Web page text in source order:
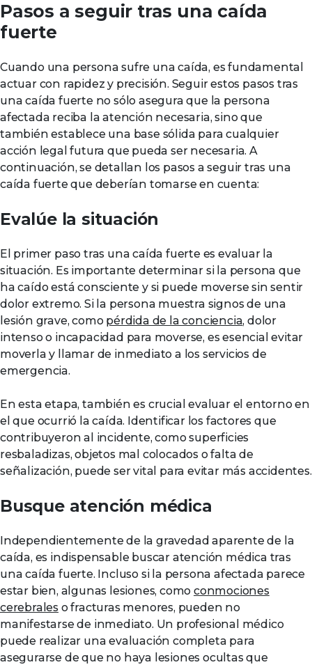
Pasos a seguir tras una caída
fuerte
Cuando una persona sufre una caída, es fundamental
actuar con rapidez y precisión. Seguir estos pasos tras
una caída fuerte no sólo asegura que la persona
afectada reciba la atención necesaria, sino que
también establece una base sólida para cualquier
acción legal futura que pueda ser necesaria. A
continuación, se detallan los pasos a seguir tras una
caída fuerte que deberían tomarse en cuenta:
Evalúe la situación
El primer paso tras una caída fuerte es evaluar la
situación. Es importante determinar si la persona que
ha caído está consciente y si puede moverse sin sentir
dolor extremo. Si la persona muestra signos de una
lesión grave, como pérdida de la conciencia, dolor
intenso o incapacidad para moverse, es esencial evitar
moverla y llamar de inmediato a los servicios de
emergencia.
En esta etapa, también es crucial evaluar el entorno en
el que ocurrió la caída. Identificar los factores que
contribuyeron al incidente, como superficies
resbaladizas, objetos mal colocados o falta de
señalización, puede ser vital para evitar más accidentes.
Busque atención médica
Independientemente de la gravedad aparente de la
caída, es indispensable buscar atención médica tras
una caída fuerte. Incluso si la persona afectada parece
estar bien, algunas lesiones, comoconmociones
cerebrales o fracturas menores, pueden no
manifestarse de inmediato. Un profesional médico
puede realizar una evaluación completa para
asegurarse de que no haya lesiones ocultas que